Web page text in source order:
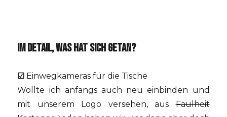
IM DETAIL, WAS HAT SICH GETAN?
☑ Einwegkameras für die Tische
Wollte ich anfangs auch neu einbinden und
mit unserem Logo versehen, ausFaulheit